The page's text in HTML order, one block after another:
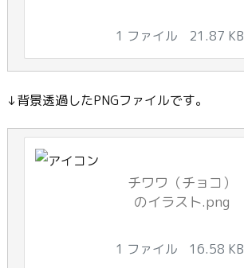
1 ファイル 21.87 KB
↓背景透過したPNGファイルです。
チワワ（チョコ）
のイラスト.png
1 ファイル 16.58 KB